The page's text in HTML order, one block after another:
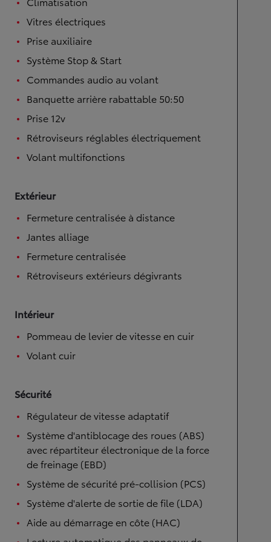
Vitres électriques
Prise auxiliaire
Système Stop & Start
Commandes audio au volant
Banquette arrière rabattable 50:50
Prise 12v
Rétroviseurs réglables électriquement
Volant multifonctions
Extérieur
Fermeture centralisée à distance
Jantes alliage
Fermeture centralisée
Rétroviseurs extérieurs dégivrants
Intérieur
Pommeau de levier de vitesse en cuir
Volant cuir
Sécurité
Régulateur de vitesse adaptatif
Système d'antiblocage des roues (ABS)
avec répartiteur électronique de la force
de freinage (EBD)
Système de sécurité pré-collision (PCS)
Système d'alerte de sortie de file (LDA)
Aide au démarrage en côte (HAC)